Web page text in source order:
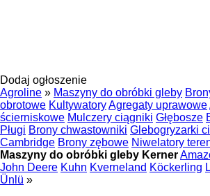
Dodaj ogłoszenie
Agroline » Maszyny do obróbki gleby
obrotowe KultywatoryAgregaty uprawowe
ścierniskowe Mulczery ciągniki Głębosze
Pługi Brony chwastowniki Glebogryzarki
Cambridge Brony zębowe Niwelatory
Maszyny do obróbki gleby Kerner
John Deere Kuhn Kverneland Köckerling
Ünlü »